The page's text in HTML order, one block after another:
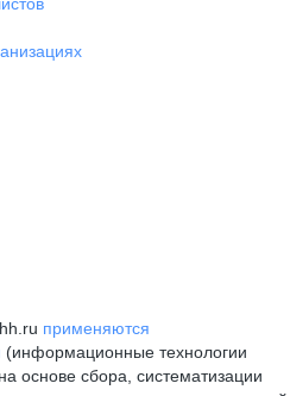
применяются
(информационные технологии
основе сбора, систематизации